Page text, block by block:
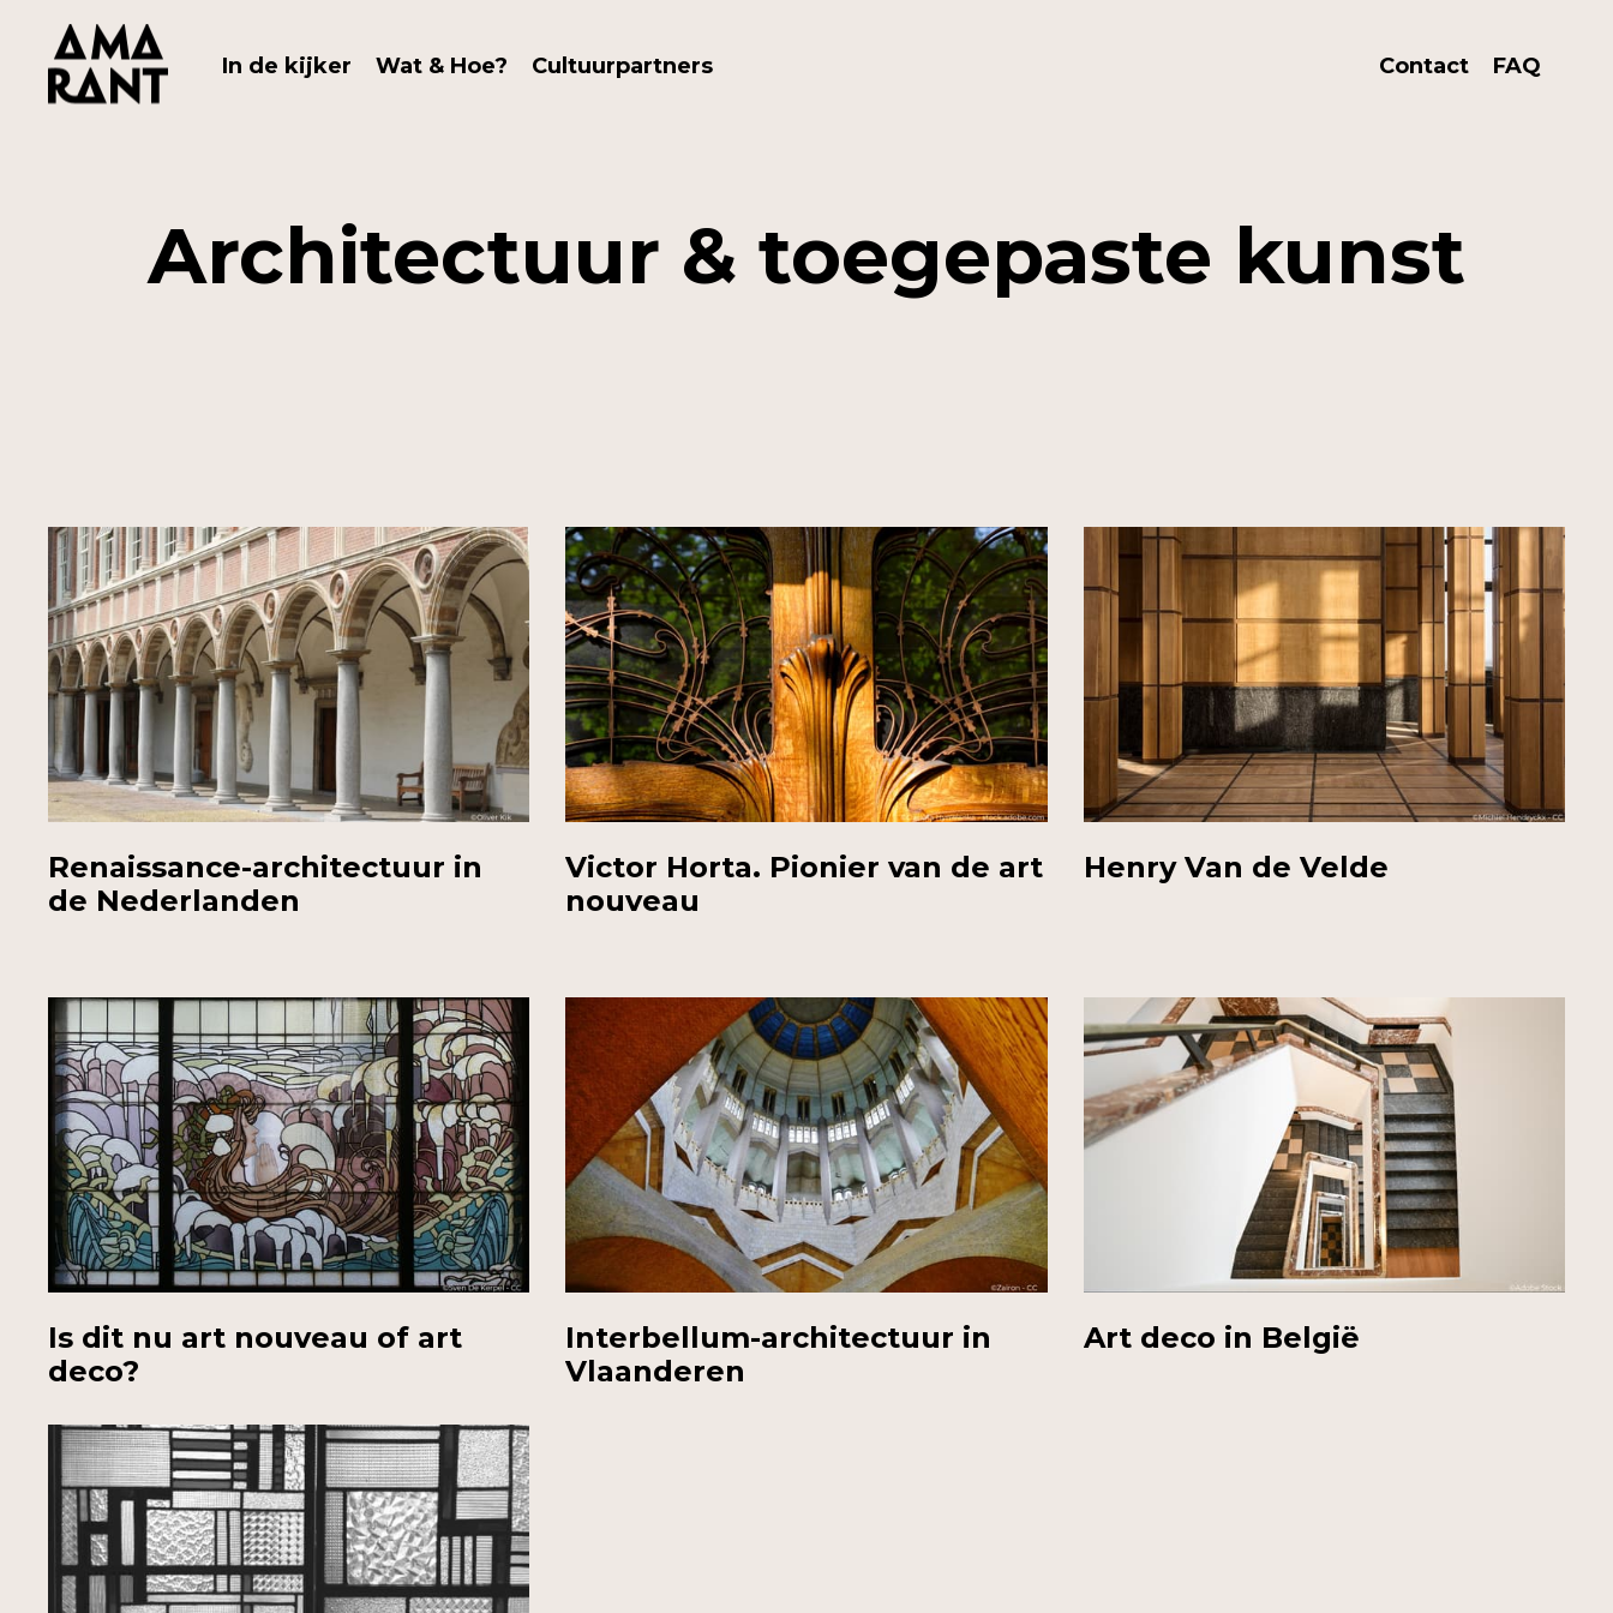
In de kijker Wat & Hoe? Cultuurpartners Contact FAQ
Architectuur & toegepaste kunst
Renaissance-architectuur in
de Nederlanden
Victor Horta. Pionier van de art
nouveau
Henry Van de Velde
Is dit nu art nouveau of art
deco?
Interbellum-architectuur in
Vlaanderen
Art deco in België